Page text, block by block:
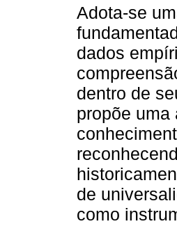
Adota-se
dados
dentro de
propõe uma
de
como